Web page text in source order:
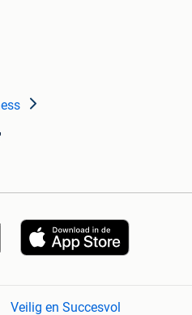
Veilig en Succesvol